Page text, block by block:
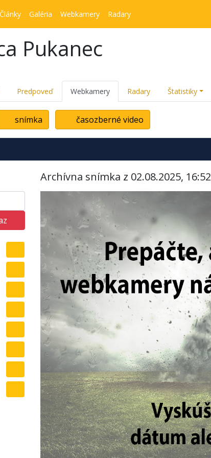
Články Galéria Webkamery Radary
Pukanec
Predpoveď Webkamery Radary Štatistiky
snímka časozberné video
Archívna snímka z 02.08.2025, 16:52